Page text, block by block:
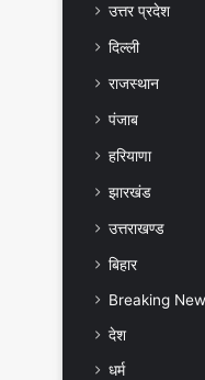
उत्तर प्रदेश
दिल्ली
राजस्थान
पंजाब
हरियाणा
झारखंड
उत्तराखण्ड
बिहार
Breaking
देश
धर्म